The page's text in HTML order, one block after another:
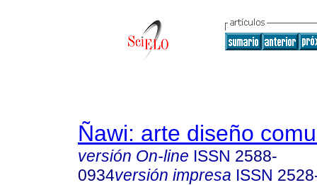
Ñawi: arte diseño
versión On-line ISSN 2588-
0934versión impresa ISSN